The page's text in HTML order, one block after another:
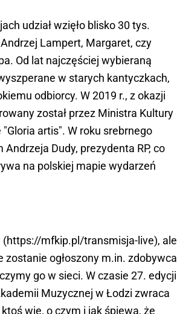
udział wzięło blisko 30 tys.
Lampert, Margaret, czy
Od lat najczęściej wybieraną
w starych kantyczkach,
odbiorcy. W 2019 r., z okazji
został przez Ministra Kultury
artis". W roku srebrnego
Dudy, prezydenta RP, co
na polskiej mapie wydarzeń
mfkip.pl/transmisja-live), ale
ogłoszony m.in. zdobywca
go w sieci. W czasie 27. edycji
Muzycznej w Łodzi zwraca
wie, o czym i jak śpiewa, że